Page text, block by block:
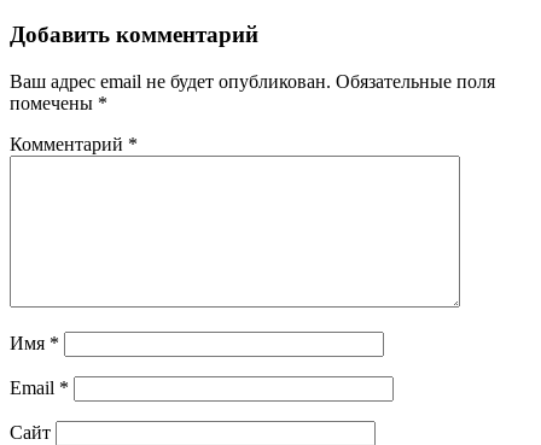
Добавить комментарий
Ваш адрес email не будет опубликован. Обязательные поля
помечены *
Комментарий *
Имя *
Email *
Сайт